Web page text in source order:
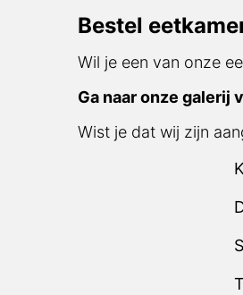
Bestel
Wil je een van onze
Ga naar onze galerij
Wist je dat wij zijn